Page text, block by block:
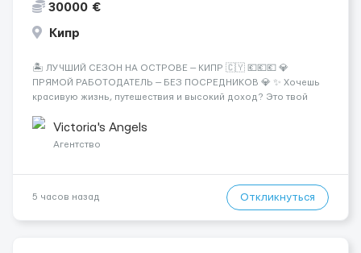
30000 €
Кипр
🏝️ ЛУЧШИЙ СЕЗОН НА ОСТРОВЕ — КИПР 🇨🇾 💶💶💶 💎
ПРЯМОЙ РАБОТОДАТЕЛЬ — БЕЗ ПОСРЕДНИКОВ 💎 ✨ Хочешь
красивую жизнь, путешествия и высокий доход? Это твой
Опытная команда с годами практики — Стабильный поток
клиентов (без ...
Victoria's Angels
Агентство
5 часов назад Откликнуться